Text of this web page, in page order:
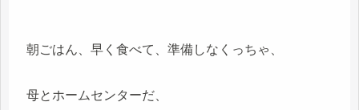
朝ごはん、早く食べて、準備しなくっちゃ、
母とホームセンターだ、